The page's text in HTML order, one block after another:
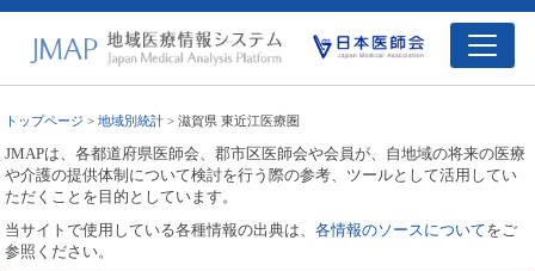
トップページ >地域別統計 > 滋賀県 東近江医療圏
JMAPは、各都道府県医師会、郡市区医師会や会員が、自地域の将来の医療
や介護の提供体制について検討を行う際の参考、ツールとして活用してい
ただくことを目的としています。
当サイトで使用している各種情報の出典は、各情報のソースについてをご
参照ください。